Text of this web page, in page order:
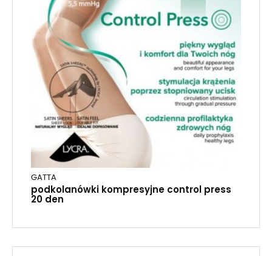
GATTA
podkolanówki kompresyjne control press
20 den